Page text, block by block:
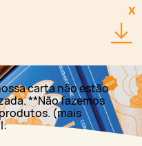
carta não estão
**Não fazemos
(mais
x